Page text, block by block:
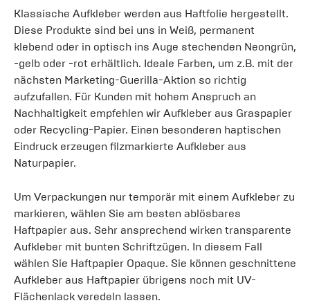
Klassische Aufkleber werden aus Haftfolie hergestellt.
Diese Produkte sind bei uns in Weiß, permanent
klebend oder in optisch ins Auge stechenden Neongrün,
-gelb oder -rot erhältlich. Ideale Farben, um z.B. mit der
nächsten Marketing-Guerilla-Aktion so richtig
aufzufallen. Für Kunden mit hohem Anspruch an
Nachhaltigkeit empfehlen wir Aufkleber aus Graspapier
oder Recycling-Papier. Einen besonderen haptischen
Eindruck erzeugen filzmarkierte Aufkleber aus
Naturpapier.
Um Verpackungen nur temporär mit einem Aufkleber zu
markieren, wählen Sie am besten ablösbares
Haftpapier aus. Sehr ansprechend wirken transparente
Aufkleber mit bunten Schriftzügen. In diesem Fall
wählen Sie Haftpapier Opaque. Sie können geschnittene
Aufkleber aus Haftpapier übrigens noch mit UV-
Flächenlack veredeln lassen.